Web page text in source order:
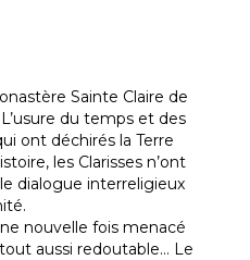
Sainte Claire de
du temps et des
ont déchirés la Terre
les Clarisses n’ont
dialogue interreligieux
nouvelle fois menacé
aussi redoutable… Le